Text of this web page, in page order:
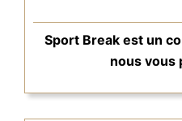
Sport Break est un
nous vous